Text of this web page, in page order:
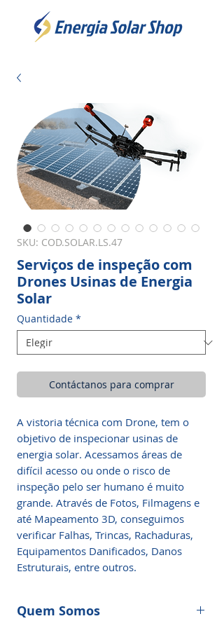
SKU: COD.SOLAR.LS.47
Serviços de inspeção com
Drones Usinas de Energia
Solar
Quantidade *
Contáctanos para comprar
A vistoria técnica com Drone, tem o
objetivo de inspecionar usinas de
energia solar. Acessamos áreas de
difícil acesso ou onde o risco de
inspeção pelo ser humano é muito
grande. Através de Fotos, Filmagens e
até Mapeamento 3D, conseguimos
verificar Falhas, Trincas, Rachaduras,
Equipamentos Danificados, Danos
Estruturais, entre outros.
Quem Somos